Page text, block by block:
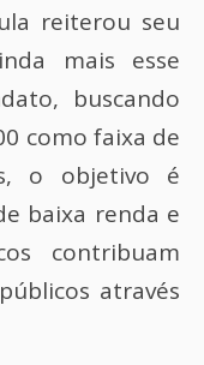
reiterou seu
mais esse
buscando
como faixa de
o objetivo é
baixa renda e
contribuam
através